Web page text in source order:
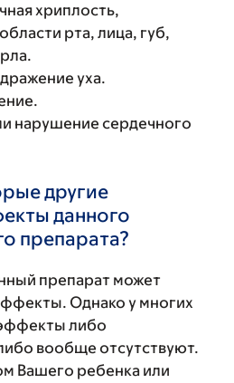
хриплость,
рта, лица, губ,
уха.
нарушение сердечного
другие
данного
препарата?
препарат может
Однако у многих
либо
вообще отсутствуют.
Вашего ребенка или